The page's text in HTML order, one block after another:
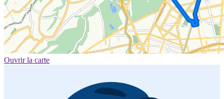
Ouvrir la carte